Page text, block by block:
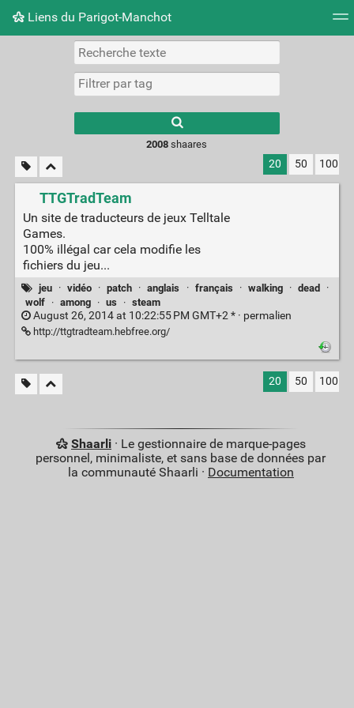
Liens du Parigot-Manchot
Nuage de tags Mur d'images
2008 shaares
20 50 100
TTGTradTeam
Un site de traducteurs de jeux Telltale
Games.
100% illégal car cela modifie les
fichiers du jeu...
jeu · vidéo · patch · anglais · français · walking · dead ·
wolf
· among · us · steam
August 26, 2014 at 10:22:55 PM GMT+2 * · permalien
http://ttgtradteam.hebfree.org/
20 50 100
Shaarli· Le gestionnaire de marque-pages
personnel, minimaliste, et sans base de données par
la communauté Shaarli · Documentation